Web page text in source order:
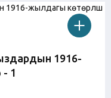
1916-
- 1